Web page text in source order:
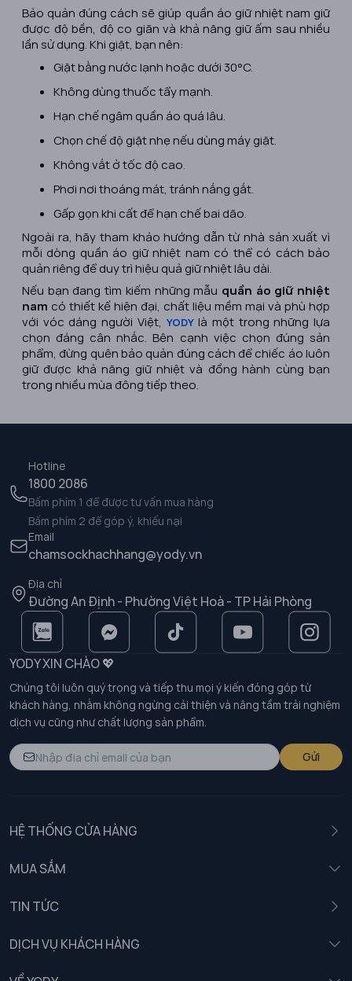
Bảo quản đúng cách sẽ giúp quần áo giữ nhiệt nam giữ
được độ bền, độ co giãn và khả năng giữ ấm sau nhiều
lần sử dụng. Khi giặt, bạn nên:
Giặt bằng nước lạnh hoặc dưới 30°C.
Không dùng thuốc tẩy mạnh.
Hạn chế ngâm quần áo quá lâu.
Chọn chế độ giặt nhẹ nếu dùng máy giặt.
Không vắt ở tốc độ cao.
Phơi nơi thoáng mát, tránh nắng gắt.
Gấp gọn khi cất để hạn chế bai dão.
Ngoài ra, hãy tham khảo hướng dẫn từ nhà sản xuất vì
mỗi dòng quần áo giữ nhiệt nam có thể có cách bảo
quản riêng để duy trì hiệu quả giữ nhiệt lâu dài.
Nếu bạn đang tìm kiếm những mẫu quần áo giữ nhiệt
nam có thiết kế hiện đại, chất liệu mềm mại và phù hợp
với vóc dáng người Việt, YODYlà một trong những lựa
chọn đáng cân nhắc. Bên cạnh việc chọn đúng sản
phẩm, đừng quên bảo quản đúng cách để chiếc áo luôn
giữ được khả năng giữ nhiệt và đồng hành cùng bạn
trong nhiều mùa đông tiếp theo.
Hotline
1800 2086
Bấm phím 1 để được tư vấn mua hàng
Bấm phím 2 để góp ý, khiếu nại
Email
chamsockhachhang@yody.vn
Địa chỉ
Đường An Định - Phường Việt Hoà - TP Hải Phòng
YODY XIN CHÀO 💖
Chúng tôi luôn quý trọng và tiếp thu mọi ý kiến đóng góp từ
khách hàng, nhằm không ngừng cải thiện và nâng tầm trải nghiệm
dịch vụ cũng như chất lượng sản phẩm.
Gửi
HỆ THỐNG CỬA HÀNG
MUA SẮM
TIN TỨC
DỊCH VỤ KHÁCH HÀNG
Chính sách khách hàng thân thiết